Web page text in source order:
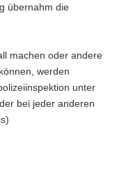
übernahm die
machen oder andere
werden
unter
bei jeder anderen